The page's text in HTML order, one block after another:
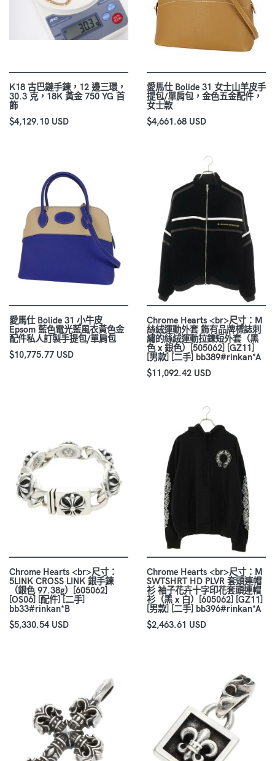
K18 古巴鏈手鍊，12 邊三環，
30.3 克，18K 黃金 750 YG 首
飾
$4,129.10 USD
愛馬仕 Bolide 31 女士山羊皮手
提包/單肩包，金色五金配件，
女士款
$4,661.68 USD
愛馬仕 Bolide 31 小牛皮
Epsom 藍色電光藍風衣黃色金
配件私人訂製手提包/單肩包
$10,775.77 USD
Chrome Hearts <br>尺寸：M
絲絨運動外套 飾有品牌標誌刺
繡的絲絨運動拉鍊短外套（黑
色 x 銀色）[505062] [GZ11]
[男款] [二手] bb389#rinkan*A
$11,092.42 USD
Chrome Hearts <br>尺寸：
5LINK CROSS LINK 銀手鍊
（銀色 97.38g）[605062]
[OS06] [配件] [二手]
bb33#rinkan*B
$5,330.54 USD
Chrome Hearts <br>尺寸：M
SWTSHRT HD PLVR 套頭連帽
衫 袖子花卉十字印花套頭連帽
衫（黑 x 白）[605062] [GZ11]
[男款] [二手] bb396#rinkan*A
$2,463.61 USD